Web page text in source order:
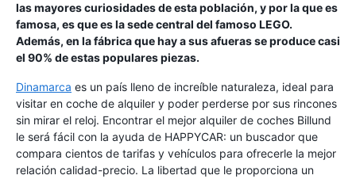
las mayores curiosidades de esta población, y por la que es
famosa, es que es la sede central del famoso LEGO.
Además, en la fábrica que hay a sus afueras se produce casi
el 90% de estas populares piezas.
Dinamarca es un país lleno de increíble naturaleza, ideal para
visitar en coche de alquiler y poder perderse por sus rincones
sin mirar el reloj. Encontrar el mejor alquiler de coches Billund
le será fácil con la ayuda de HAPPYCAR: un buscador que
compara cientos de tarifas y vehículos para ofrecerle la mejor
relación calidad-precio. La libertad que le proporciona un